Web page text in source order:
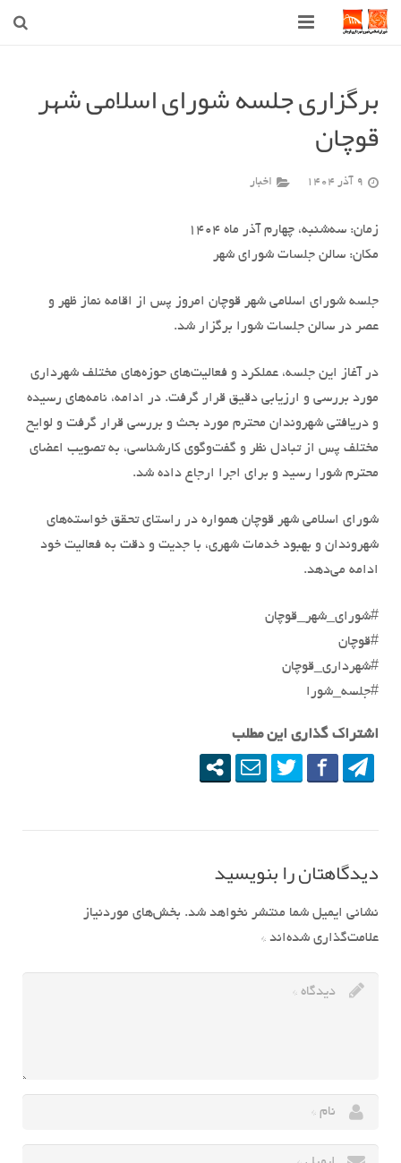
شهرداری
شورای اسلامی شهر قوچان
اخبار روز
قوچان
برگزاری جلسه شورای اسلامی شهر
قوچان
9 آذر 1404 اخبار
زمان: سه‌شنبه، چهارم آذر ماه ۱۴۰۴
مکان: سالن جلسات شورای شهر
جلسه شورای اسلامی شهر قوچان امروز پس از اقامه نماز ظهر و
عصر در سالن جلسات شورا برگزار شد.
در آغاز این جلسه، عملکرد و فعالیت‌های حوزه‌های مختلف شهرداری
مورد بررسی و ارزیابی دقیق قرار گرفت. در ادامه، نامه‌های رسیده
و دریافتی شهروندان محترم مورد بحث و بررسی قرار گرفت و لوایح
مختلف پس از تبادل نظر و گفت‌وگوی کارشناسی، به تصویب اعضای
محترم شورا رسید و برای اجرا ارجاع داده شد.
شورای اسلامی شهر قوچان همواره در راستای تحقق خواسته‌های
شهروندان و بهبود خدمات شهری، با جدیت و دقت به فعالیت خود
ادامه می‌دهد.
#شورای_شهر_قوچان
#قوچان
#شهرداری_قوچان
#جلسه_شورا
اشتراک گذاری این مطلب
دیدگاهتان را بنویسید
نشانی ایمیل شما منتشر نخواهد شد. بخش‌های موردنیاز
علامت‌گذاری شده‌اند *